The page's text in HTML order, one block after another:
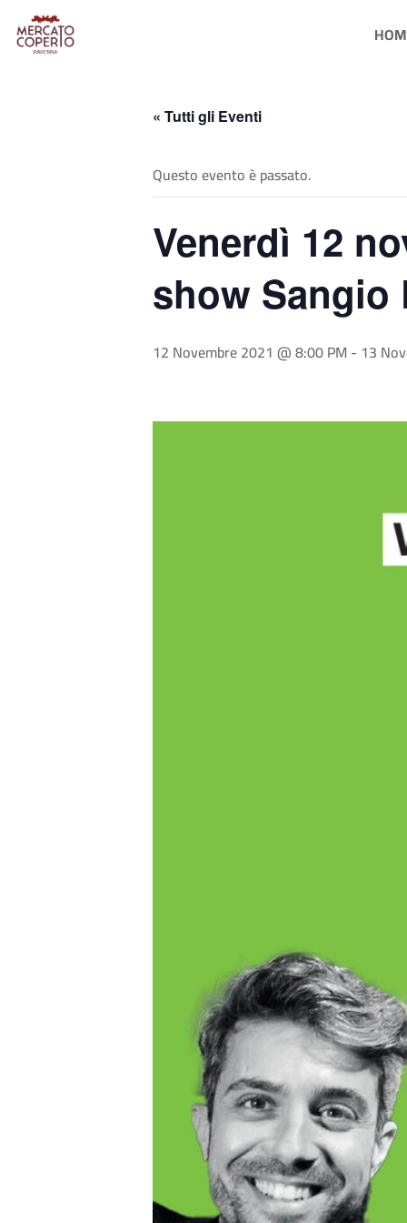
« Tutti gli Eventi
Questo evento è passato.
Venerdì 12
show Sangio
12 Novembre 2021 @ 8:00 PM- 13